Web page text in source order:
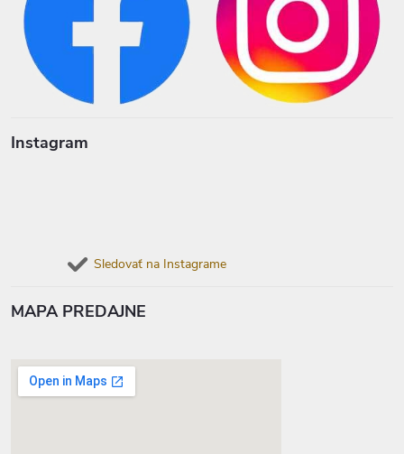
Instagram
Sledovať na Instagrame
MAPA PREDAJNE